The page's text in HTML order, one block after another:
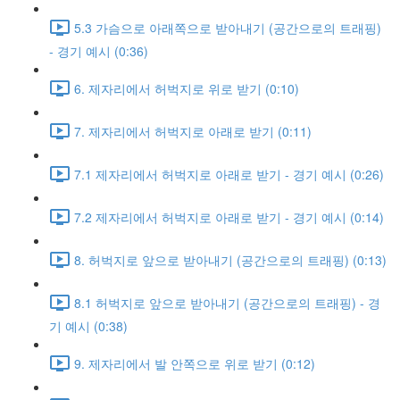
5.3 가슴으로 아래쪽으로 받아내기 (공간으로의 트래핑)
- 경기 예시 (0:36)
6. 제자리에서 허벅지로 위로 받기 (0:10)
7. 제자리에서 허벅지로 아래로 받기 (0:11)
7.1 제자리에서 허벅지로 아래로 받기 - 경기 예시 (0:26)
7.2 제자리에서 허벅지로 아래로 받기 - 경기 예시 (0:14)
8. 허벅지로 앞으로 받아내기 (공간으로의 트래핑) (0:13)
8.1 허벅지로 앞으로 받아내기 (공간으로의 트래핑) - 경
기 예시 (0:38)
9. 제자리에서 발 안쪽으로 위로 받기 (0:12)